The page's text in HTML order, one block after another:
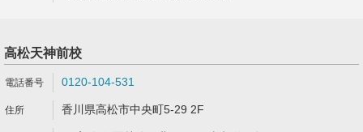
高松天神前校
0120-104-531
香川県高松市中央町5-29 2F